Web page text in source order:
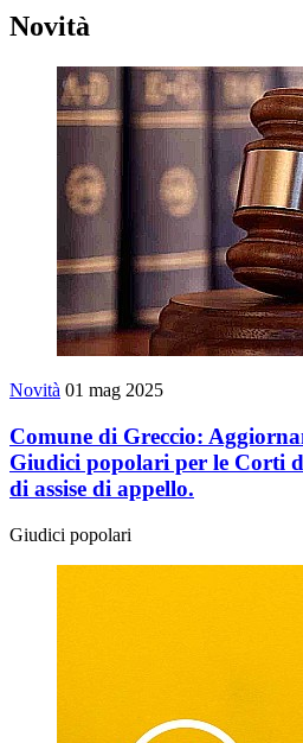
Novità
Novità 01 mag 2025
Comune di Greccio:
Giudici popolari per le Corti
di assise di appello.
Giudici popolari